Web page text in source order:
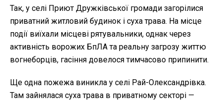
Так, у селі Приют Дружківської громади загорілися
приватний житловий будинок і суха трава. На місце
події виїхали місцеві рятувальники, однак через
активність ворожих БпЛА та реальну загрозу життю
вогнеборців, гасіння довелося тимчасово припинити.
Ще одна пожежа виникла у селі Рай-Олександрівка.
Там зайнялася суха трава в приватному секторі —